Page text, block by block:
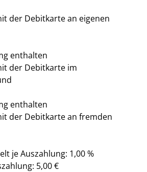
der Debitkarte an eigenen
enthalten
der Debitkarte im
enthalten
der Debitkarte an fremden
je Auszahlung: 1,00 %
5,00 €